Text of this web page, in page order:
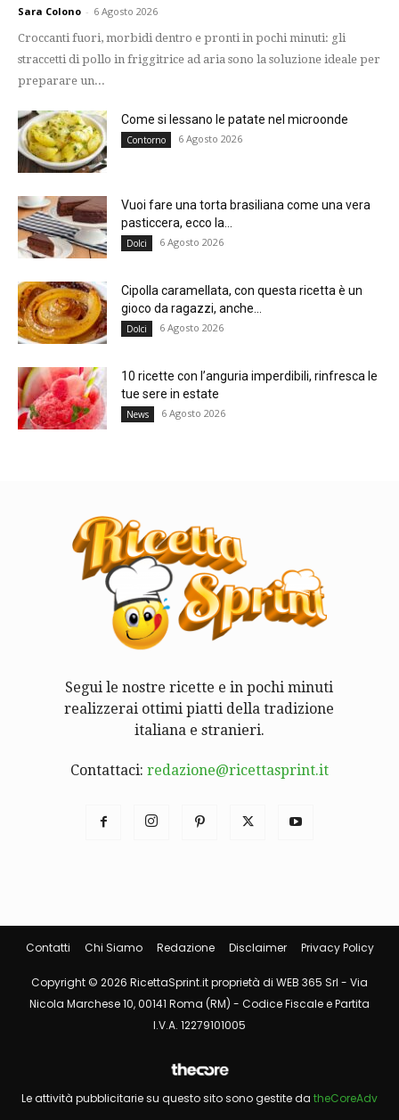
Sara Colono - 6 Agosto 2026
Croccanti fuori, morbidi dentro e pronti in pochi minuti: gli
straccetti di pollo in friggitrice ad aria sono la soluzione ideale per
preparare un...
Come si lessano le patate nel microonde
Contorno 6 Agosto 2026
Vuoi fare una torta brasiliana come una vera
pasticcera, ecco la...
Dolci 6 Agosto 2026
Cipolla caramellata, con questa ricetta è un
gioco da ragazzi, anche...
Dolci 6 Agosto 2026
10 ricette con l’anguria imperdibili, rinfresca le
tue sere in estate
News 6 Agosto 2026
Segui le nostre ricette e in pochi minuti
realizzerai ottimi piatti della tradizione
italiana e stranieri.
Contattaci: redazione@ricettasprint.it
Contatti Chi Siamo Redazione Disclaimer Privacy Policy
Copyright © 2026 RicettaSprint.it proprietà di WEB 365 Srl - Via
Nicola Marchese 10, 00141 Roma (RM) - Codice Fiscale e Partita
I.V.A. 12279101005
Le attività pubblicitarie su questo sito sono gestite da theCoreAdv